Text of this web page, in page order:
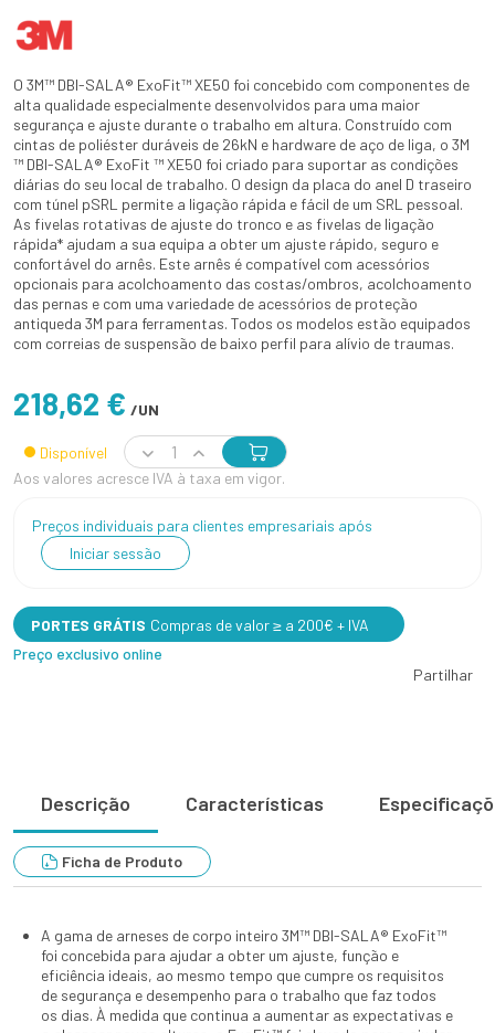
O 3M™ DBI-SALA® ExoFit™ XE50 foi concebido com componentes de
alta qualidade especialmente desenvolvidos para uma maior
segurança e ajuste durante o trabalho em altura. Construído com
cintas de poliéster duráveis de 26kN e hardware de aço de liga, o 3M
™ DBI-SALA® ExoFit ™ XE50 foi criado para suportar as condições
diárias do seu local de trabalho. O design da placa do anel D traseiro
com túnel pSRL permite a ligação rápida e fácil de um SRL pessoal.
As fivelas rotativas de ajuste do tronco e as fivelas de ligação
rápida* ajudam a sua equipa a obter um ajuste rápido, seguro e
confortável do arnês. Este arnês é compatível com acessórios
opcionais para acolchoamento das costas/ombros, acolchoamento
das pernas e com uma variedade de acessórios de proteção
antiqueda 3M para ferramentas. Todos os modelos estão equipados
com correias de suspensão de baixo perfil para alívio de traumas.
218,62 € /UN
Disponível
Aos valores acresce IVA à taxa em vigor.
Preços individuais para clientes empresariais após
Iniciar sessão
PORTES GRÁTIS Compras de valor ≥ a 200€ + IVA
Preço exclusivo online
Partilhar
Descrição Características
Ficha de Produto
A gama de arneses de corpo inteiro 3M™ DBI-SALA® ExoFit™
foi concebida para ajudar a obter um ajuste, função e
eficiência ideais, ao mesmo tempo que cumpre os requisitos
de segurança e desempenho para o trabalho que faz todos
os dias. À medida que continua a aumentar as expectativas e